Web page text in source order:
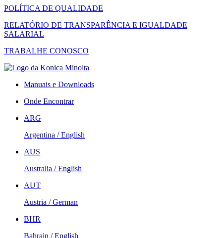
POLÍTICA DE QUALIDADE
RELATÓRIO DE TRANSPARÊNCIA E IGUALDADE
SALARIAL
TRABALHE CONOSCO
Manuais e Downloads
Onde Encontrar
ARG
Argentina / English
AUS
Australia / English
AUT
Austria / German
BHR
Bahrain / English